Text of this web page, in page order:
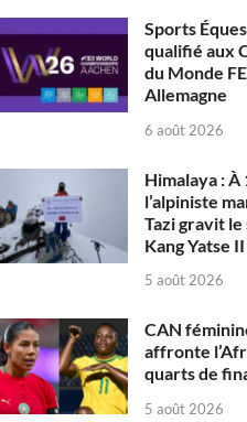
Sports
qualifié aux
du Monde
Allemagne
6 août 2026
Himalaya : À
l’alpiniste
Tazi gravit le
Kang Yatse
5 août 2026
CAN
affronte
quarts de
5 août 2026